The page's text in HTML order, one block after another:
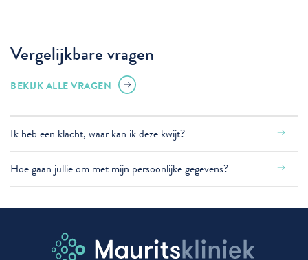
Vergelijkbare vragen
BEKIJK ALLE VRAGEN
Ik heb een klacht, waar kan ik deze kwijt?
Hoe gaan jullie om met mijn persoonlijke gegevens?